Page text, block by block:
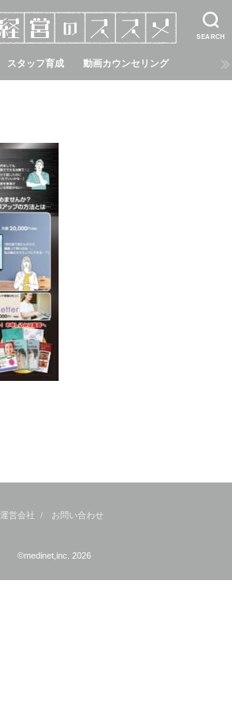
SEARCH
スタッフ育成 動画カウンセリング
運営会社 お問い合わせ
©medinet,inc. 2026